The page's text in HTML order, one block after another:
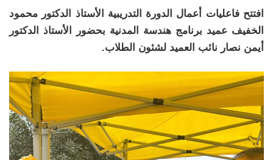
افتتح فاعليات أعمال الدورة التدريبية الأستاذ الدكتور محمود
الخفيف عميد برنامج هندسة المدنية بحضور الأستاذ الدكتور
أيمن نصار نائب العميد لشئون الطلاب.